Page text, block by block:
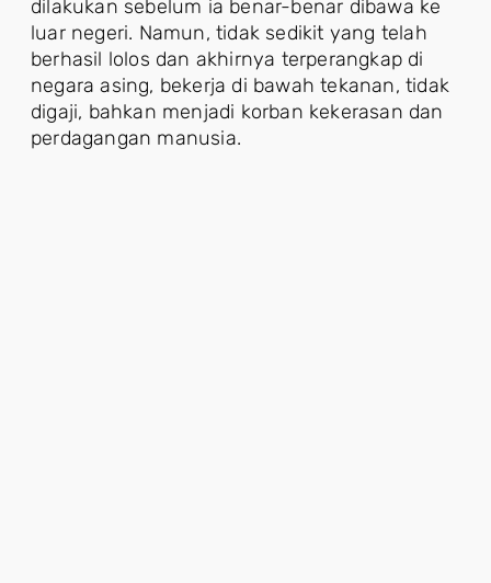
dilakukan sebelum ia benar-benar dibawa ke
luar negeri. Namun, tidak sedikit yang telah
berhasil lolos dan akhirnya terperangkap di
negara asing, bekerja di bawah tekanan, tidak
digaji, bahkan menjadi korban kekerasan dan
perdagangan manusia.